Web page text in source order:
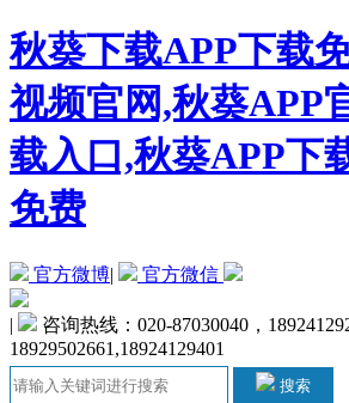
秋葵下载APP下载
视频官网,秋葵APP
载入口,秋葵APP下
免费
官方微博| 官方微信
|
咨询热线：020-87030040，
18929502661,18924129401
搜索